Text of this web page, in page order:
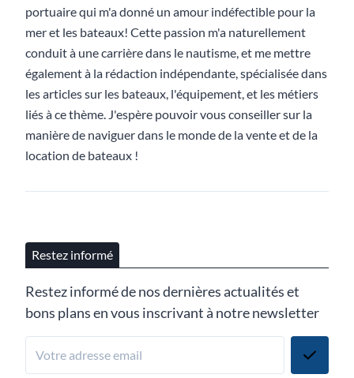
portuaire qui m'a donné un amour indéfectible pour la
mer et les bateaux! Cette passion m'a naturellement
conduit à une carrière dans le nautisme, et me mettre
également à la rédaction indépendante, spécialisée dans
les articles sur les bateaux, l'équipement, et les métiers
liés à ce thème. J'espère pouvoir vous conseiller sur la
manière de naviguer dans le monde de la vente et de la
location de bateaux !
Restez informé
Restez informé de nos dernières actualités et
bons plans en vous inscrivant à notre newsletter